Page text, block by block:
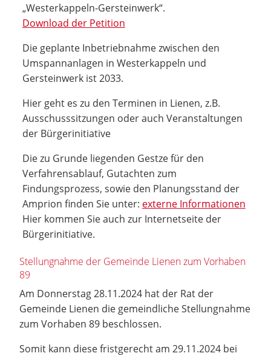
„Westerkappeln-Gersteinwerk“.
Download der Petition
Die geplante Inbetriebnahme zwischen den
Umspannanlagen in Westerkappeln und
Gersteinwerk ist 2033.
Hier geht es zu den Terminen in Lienen, z.B.
Ausschusssitzungen oder auch Veranstaltungen
der Bürgerinitiative
Die zu Grunde liegenden Gestze für den
Verfahrensablauf, Gutachten zum
Findungsprozess, sowie den Planungsstand der
Amprion finden Sie unter: externe Informationen
Hier kommen Sie auch zur Internetseite der
Bürgerinitiative.
Stellungnahme der Gemeinde Lienen zum Vorhaben
89
Am Donnerstag 28.11.2024 hat der Rat der
Gemeinde Lienen die gemeindliche Stellungnahme
zum Vorhaben 89 beschlossen.
Somit kann diese fristgerecht am 29.11.2024 bei